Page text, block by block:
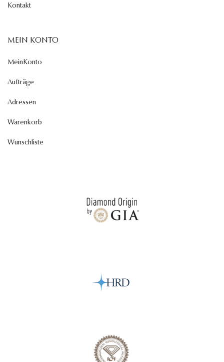
Kontakt
MEIN KONTO
MeinKonto
Aufträge
Adressen
Warenkorb
Wunschliste